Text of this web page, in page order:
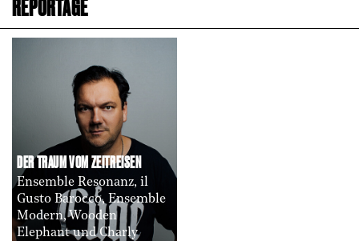
DER TRAUM VOM ZEITREISEN
Ensemble Resonanz, il
Gusto Barocco, Ensemble
Modern, Wooden
Elephant und Charly